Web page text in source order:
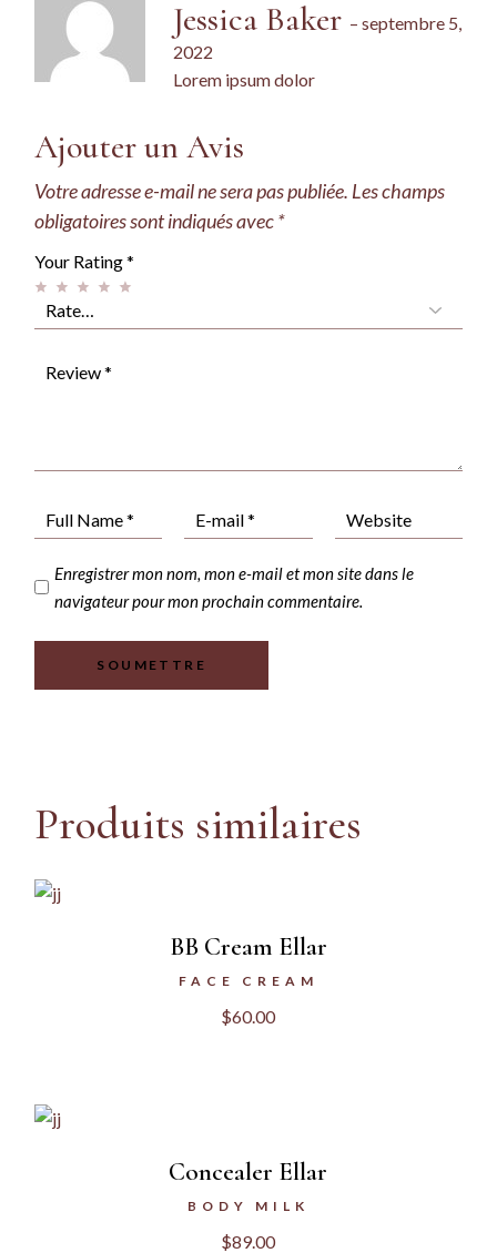
Jessica Baker – septembre 5,
2022
Lorem ipsum dolor
Ajouter un Avis
Votre adresse e-mail ne sera pas publiée. Les champs
obligatoires sont indiqués avec*
Your Rating*
Enregistrer mon nom, mon e-mail et mon site dans le
navigateur pour mon prochain commentaire.
SOUMETTRE
Produits similaires
BB Cream Ellar
FACE CREAM
$60.00
Concealer Ellar
BODY MILK
$89.00